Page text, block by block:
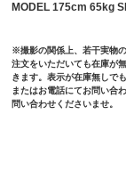
MODEL 175cm 65kg
※撮影の関係上、若干実物
注文をいただいても在庫が
きます。表示が在庫無しで
またはお電話にてお問い合
問い合わせくださいませ。